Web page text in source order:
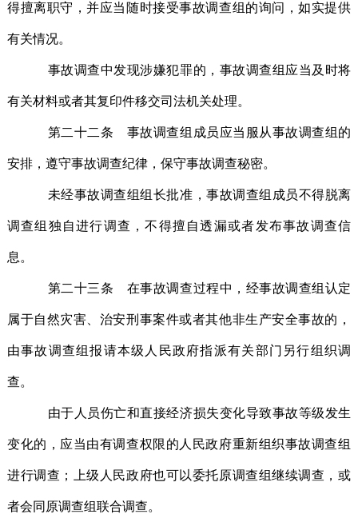
得擅离职守，并应当随时接受事故调查组的询问，如实提供
有关情况。
事故调查中发现涉嫌犯罪的，事故调查组应当及时将
有关材料或者其复印件移交司法机关处理。
第二十二条 事故调查组成员应当服从事故调查组的
安排，遵守事故调查纪律，保守事故调查秘密。
未经事故调查组组长批准，事故调查组成员不得脱离
调查组独自进行调查，不得擅自透漏或者发布事故调查信
息。
第二十三条 在事故调查过程中，经事故调查组认定
属于自然灾害、治安刑事案件或者其他非生产安全事故的，
由事故调查组报请本级人民政府指派有关部门另行组织调
查。
由于人员伤亡和直接经济损失变化导致事故等级发生
变化的，应当由有调查权限的人民政府重新组织事故调查组
进行调查；上级人民政府也可以委托原调查组继续调查，或
者会同原调查组联合调查。